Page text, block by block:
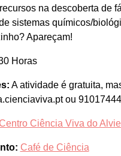
na descoberta de
sistemas químicos/
Apareçam!
Horas
A atividade é gratuita,
ou
Centro Ciência Viva do
Café de Ciência